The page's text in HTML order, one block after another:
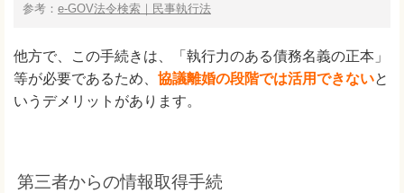
参考： e-GOV法令検索｜民事執行法
他方で、この手続きは、「執行力のある債務名義の正本」
等が必要であるため、 協議離婚の段階では活用できないと
いうデメリットがあります。
第三者からの情報取得手続